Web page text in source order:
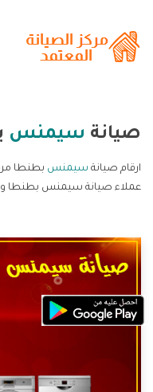
صيانة سيمنس
ارقام صيانة سيمنس بطنطا
عملاء صيانة سيمنس بطنطا